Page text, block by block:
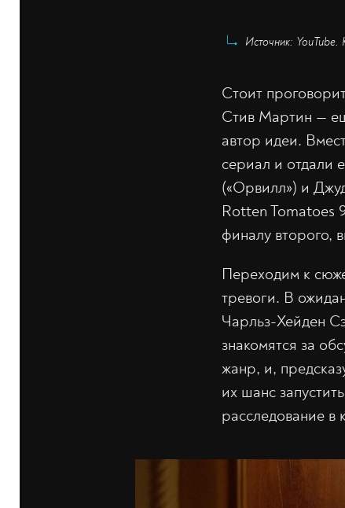
Источник: YouTube.
Стоит
Стив Мартин —
автор идеи.
сериал и отдали
(«Орвилл») и
Rotten Tomatoes
финалу второго,
Переходим к
тревоги. В
Чарльз-Хейден
знакомятся за
жанр, и,
их шанс
расследование в